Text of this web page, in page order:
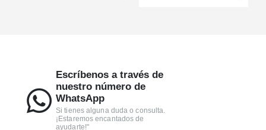
Escríbenos a través de
nuestro número de
WhatsApp
Si tienes alguna duda o consulta.
¡Estaremos encantados de
ayudarte!"